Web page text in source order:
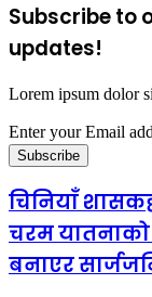
Subscribe to
updates!
Lorem ipsum dolor
Enter your Email
चिनियाँ
चरम यातनाको
बनाएर